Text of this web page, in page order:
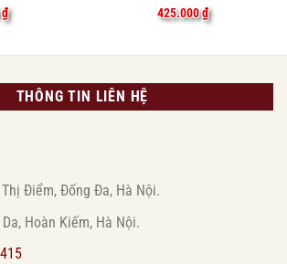
₫ 425.000₫
THÔNG TIN LIÊN HỆ
Điểm, Đống Đa, Hà Nội.
Hoàn Kiếm, Hà Nội.